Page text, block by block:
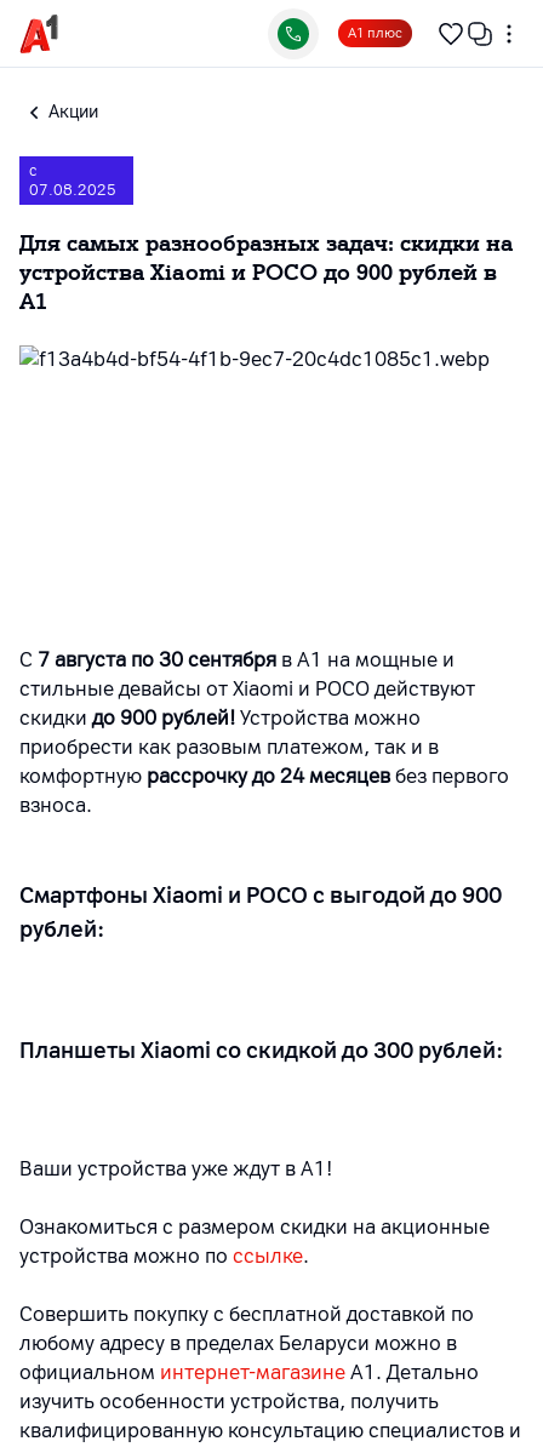
А1 плюс
Акции
с
07.08.2025
Для самых разнообразных задач: скидки на
устройства Xiaomi и POCO до 900 рублей в
А1
С 7 августа по 30 сентября в А1 на мощные и
стильные девайсы от Xiaomi и POCO действуют
скидкидо 900 рублей! Устройства можно
приобрести как разовым платежом, так и в
комфортную рассрочку до 24 месяцев без первого
взноса.
Смартфоны Xiaomi и POCO c выгодой до 900
рублей:
Планшеты Xiaomi со скидкой до 300 рублей:
Ваши устройства уже ждут в А1!
Ознакомиться с размером скидки на акционные
устройства можно по ссылке.
Совершить покупку с бесплатной доставкой по
любому адресу в пределах Беларуси можно в
официальном интернет-магазине А1. Детально
изучить особенности устройства, получить
квалифицированную консультацию специалистов и